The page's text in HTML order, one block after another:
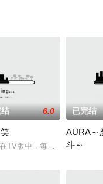
们的真实空间和假想情报
6.0
TV版中，每集一首插曲的
已完结
AURA～
斗～
曾经的中